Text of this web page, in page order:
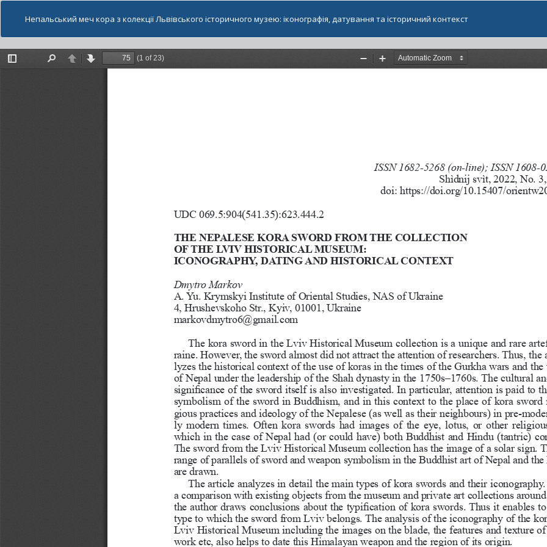
Непальський меч кора з колекції Львівського історичного музею: іконографія, датування та історичний контекст